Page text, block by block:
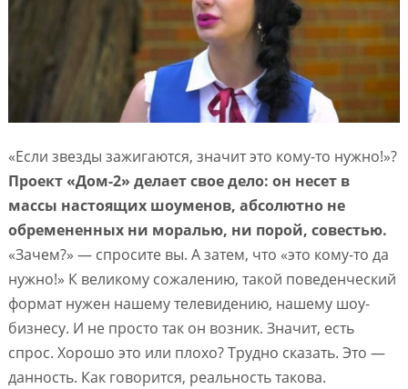
«Если звезды зажигаются, значит это кому-то нужно!»?
Проект «Дом-2» делает свое дело: он несет в
массы настоящих шоуменов, абсолютно не
обремененных ни моралью, ни порой, совестью.
«Зачем?» — спросите вы. А затем, что «это кому-то да
нужно!» К великому сожалению, такой поведенческий
формат нужен нашему телевидению, нашему шоу-
бизнесу. И не просто так он возник. Значит, есть
спрос. Хорошо это или плохо? Трудно сказать. Это —
данность. Как говорится, реальность такова.